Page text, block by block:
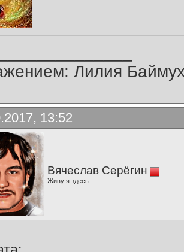
Лилия
13:52
Вячеслав Серёгин
Живу я здесь